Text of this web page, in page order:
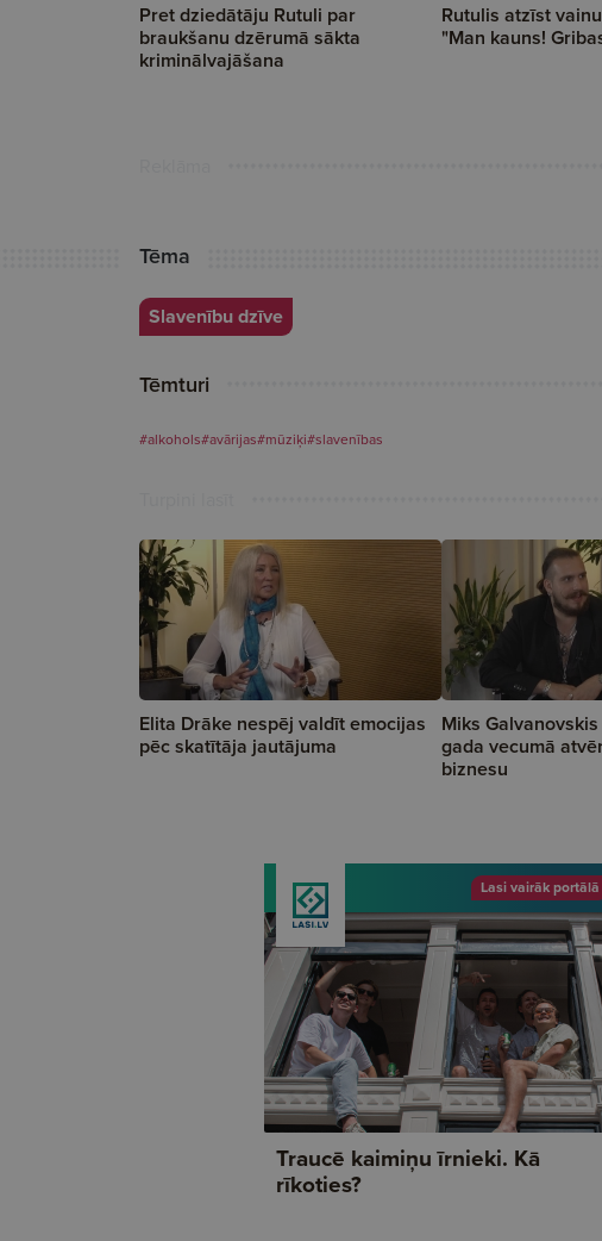
Pret dziedātāju Rutuli par
braukšanu dzērumā sākta
kriminālvajāšana
Rutulis atzīst
"Man kauns!
Tēma
Slavenību dzīve
Tēmturi
#alkohols#avārijas#mūziķi#slavenības
Elita Drāke nespēj valdīt emocijas
pēc skatītāja jautājuma
Miks
gada vecumā
biznesu